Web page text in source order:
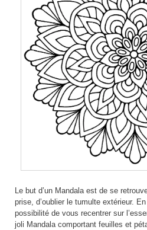
Le but d’un Mandala est de se
prise, d’oublier le tumulte extérieur.
possibilité de vous recentrer sur
joli Mandala comportant feuilles et